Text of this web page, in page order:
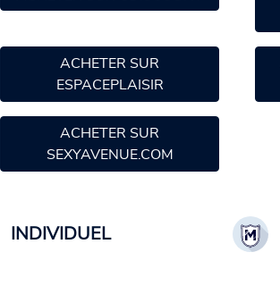
ACHETER SUR
ESPACEPLAISIR
ACHETER SUR
SEXYAVENUE.COM
INDIVIDUEL